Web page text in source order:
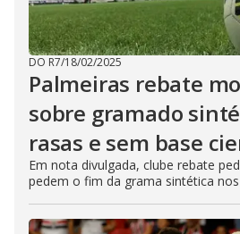
DO R7/18/02/2025
Palmeiras rebate
sobre gramado
rasas e sem base
Em nota divulgada, clube rebate
pedem o fim da grama sintética